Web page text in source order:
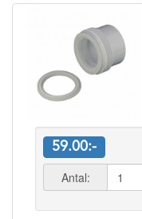
59.00:-
Antal: